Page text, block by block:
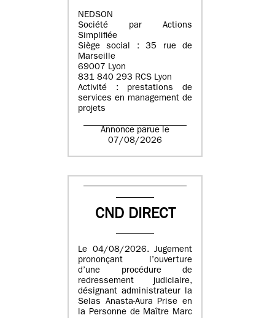
NEDSON
Société par Actions
Simplifiée
Siège social : 35 rue de
Marseille
69007 Lyon
831 840 293 RCS Lyon
Activité : prestations de
services en management de
projets
Annonce parue le
07/08/2026
CND DIRECT
Le 04/08/2026. Jugement
prononçant l’ouverture
d’une procédure de
redressement judiciaire,
désignant administrateur la
Selas Anasta-Aura Prise en
la Personne de Maître Marc